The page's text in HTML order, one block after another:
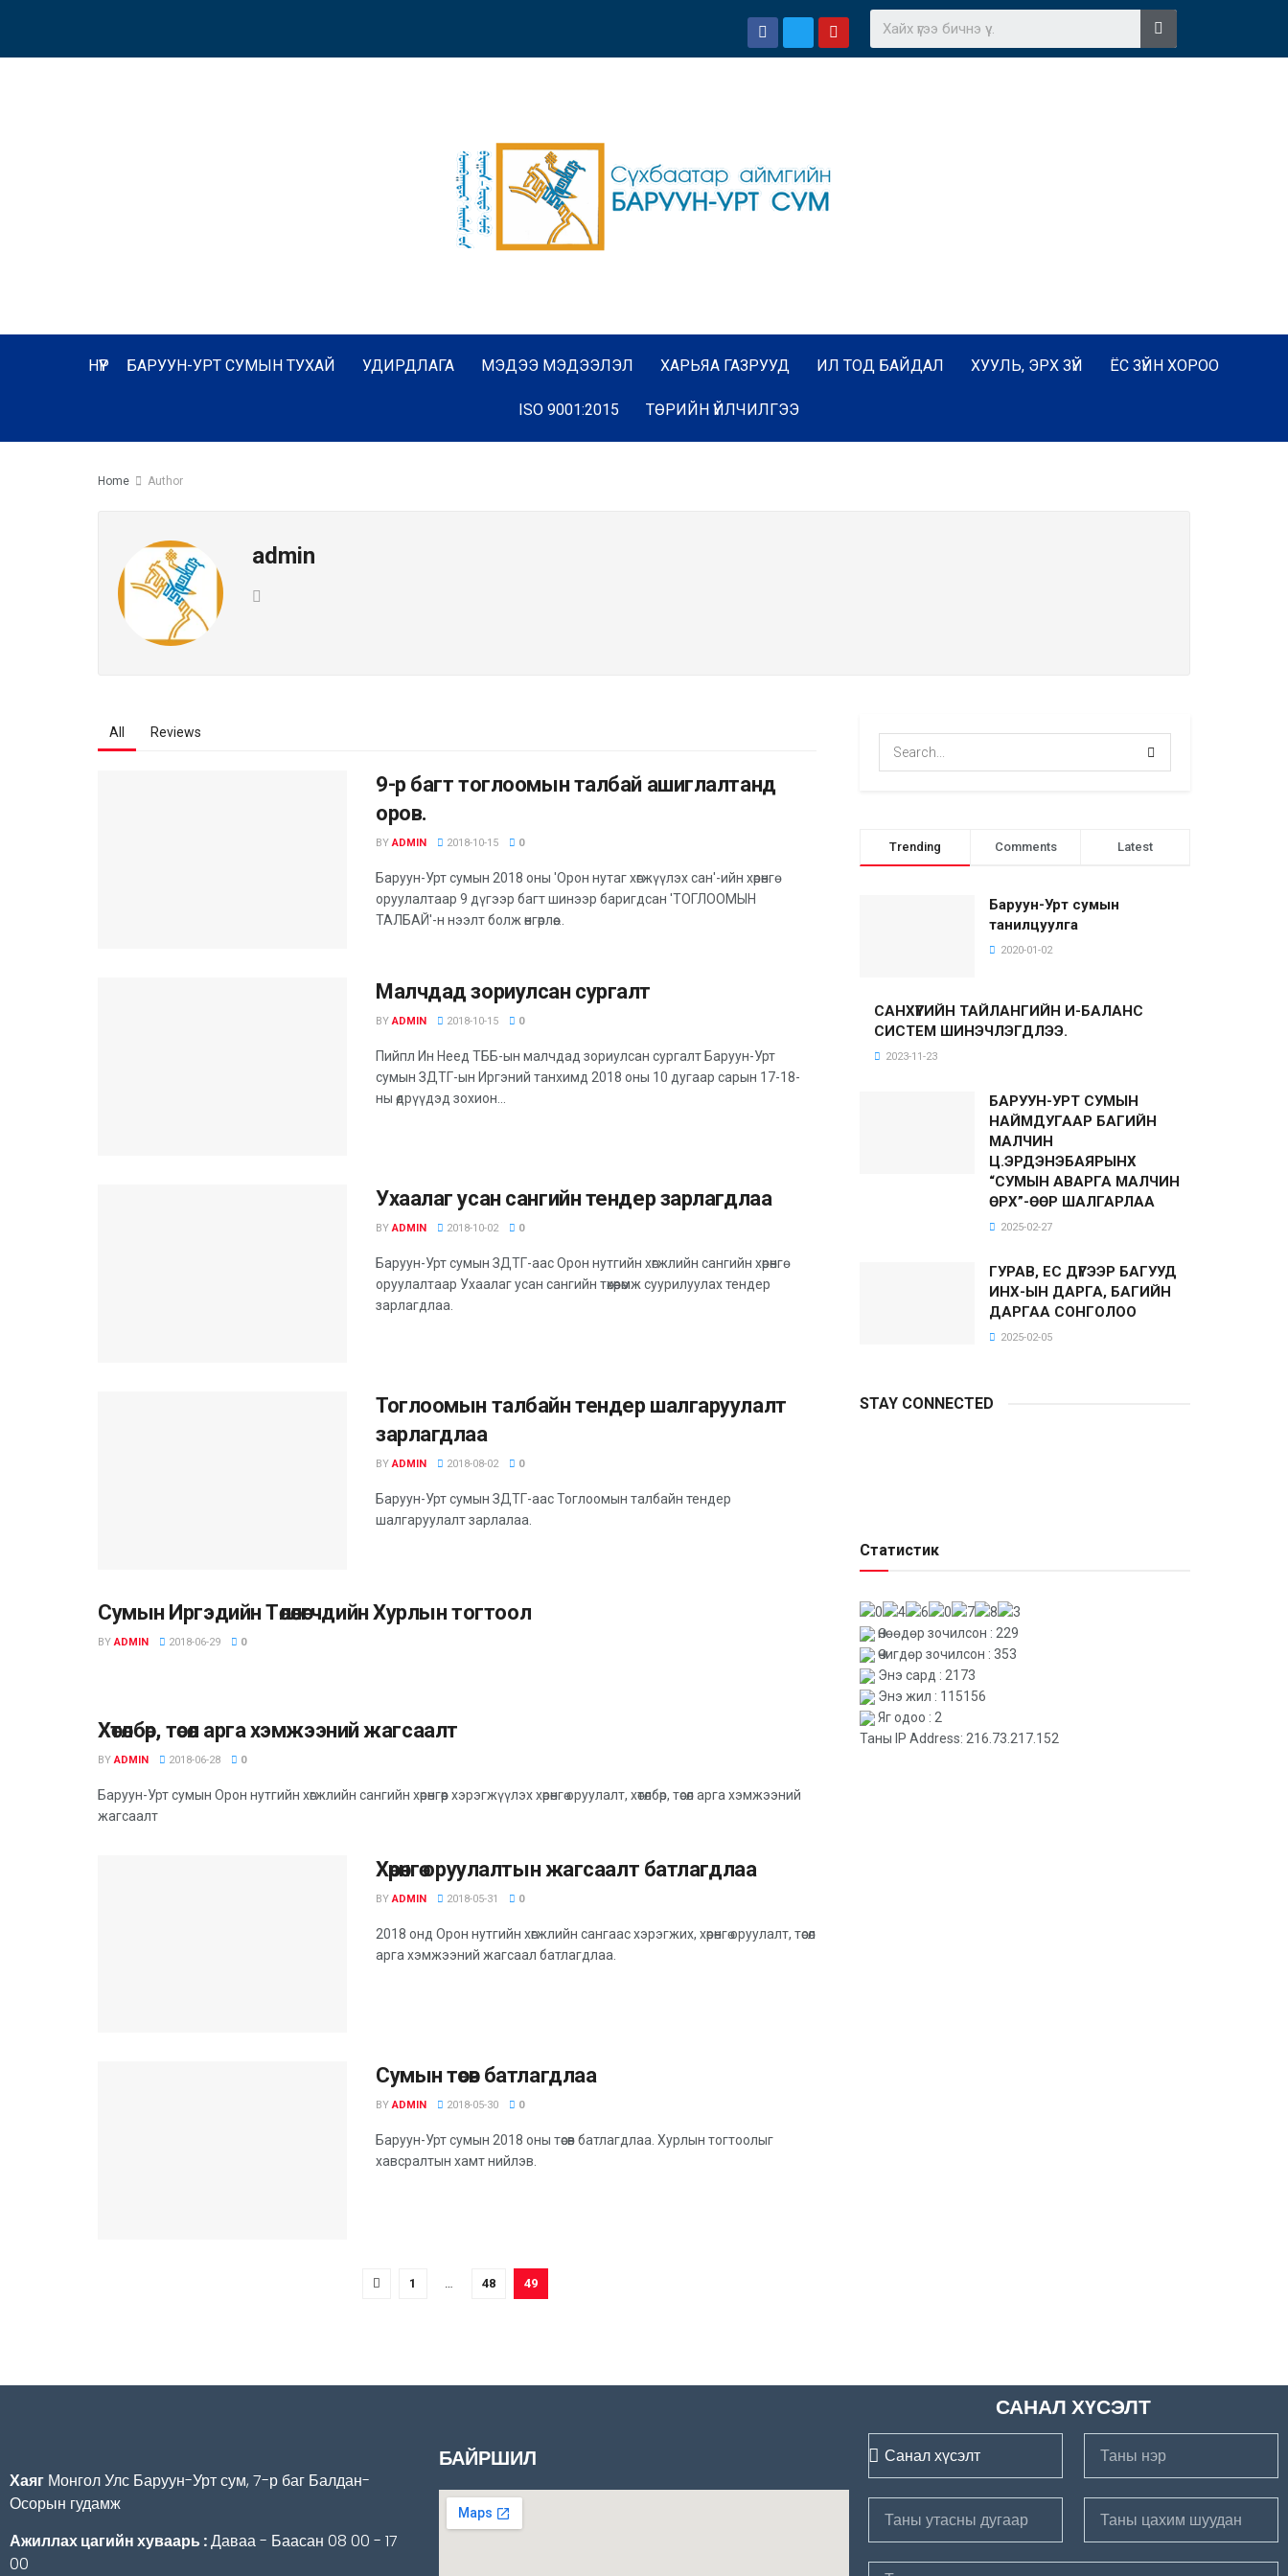
НҮҮР БАРУУН-УРТ СУМЫН ТУХАЙ УДИРДЛАГА МЭДЭЭ МЭДЭЭЛЭЛ ХАРЬЯА ГАЗРУУД ИЛ ТОД БАЙДАЛ ХУУЛЬ, ЭРХ ЗҮЙ ЁС ЗҮЙН ХОРОО
ISO 9001:2015 ТӨРИЙН ҮЙЛЧИЛГЭЭ
Home Author
admin
All Reviews
9-р багт тоглоомын талбай ашиглалтанд
оров.
BY ADMIN 2018-10-15 0
Баруун-Урт сумын 2018 оны 'Орон нутаг хөгжүүлэх сан'-ийн хөрөнгө
оруулалтаар 9 дүгээр багт шинээр баригдсан 'ТОГЛООМЫН
ТАЛБАЙ'-н нээлт болж өнгөрлөө....
Малчдад зориулсан сургалт
BY ADMIN 2018-10-15 0
Пийпл Ин Неед ТББ-ын малчдад зориулсан сургалт Баруун-Урт
сумын ЗДТГ-ын Иргэний танхимд 2018 оны 10 дугаар сарын 17-18-
ны өдрүүдэд зохион...
Ухаалаг усан сангийн тендер зарлагдлаа
BY ADMIN 2018-10-02 0
Баруун-Урт сумын ЗДТГ-аас Орон нутгийн хөгжлийн сангийн хөрөнгө
оруулалтаар Ухаалаг усан сангийн төхөөрөмж суурилуулах тендер
зарлагдлаа.
Тоглоомын талбайн тендер шалгаруулалт
зарлагдлаа
BY ADMIN 2018-08-02 0
Баруун-Урт сумын ЗДТГ-аас Тоглоомын талбайн тендер
шалгаруулалт зарлалаа.
Сумын Иргэдийн Төлөөлөгчдийн Хурлын тогтоол
BY ADMIN 2018-06-29 0
Хөтөлбөр, төсөл арга хэмжээний жагсаалт
BY ADMIN 2018-06-28 0
Баруун-Урт сумын Орон нутгийн хөгжлийн сангийн хөрөнгөөр хэрэгжүүлэх хөрөнгө оруулалт, хөтөлбөр, төсөл арга хэмжээний
жагсаалт
Хөрөнгө оруулалтын жагсаалт батлагдлаа
BY ADMIN 2018-05-31 0
2018 онд Орон нутгийн хөгжлийн сангаас хэрэгжих, хөрөнгө оруулалт, төсөл
арга хэмжээний жагсаал батлагдлаа.
Сумын төсөв батлагдлаа
BY ADMIN 2018-05-30 0
Баруун-Урт сумын 2018 оны төсөв батлагдлаа. Хурлын тогтоолыг
хавсралтын хамт нийлэв.
1 … 48 49
Trending Comments Latest
Баруун-Урт сумын
танилцуулга
2020-01-02
САНХҮҮГИЙН ТАЙЛАНГИЙН И-БАЛАНС
СИСТЕМ ШИНЭЧЛЭГДЛЭЭ.
2023-11-23
БАРУУН-УРТ СУМЫН
НАЙМДУГААР БАГИЙН
МАЛЧИН
Ц.ЭРДЭНЭБАЯРЫНХ
“СУМЫН АВАРГА МАЛЧИН
ӨРХ”-ӨӨР ШАЛГАРЛАА
2025-02-27
ГУРАВ, ЕС ДҮГЭЭР БАГУУД
ИНХ-ЫН ДАРГА, БАГИЙН
ДАРГАА СОНГОЛОО
2025-02-05
STAY CONNECTED
Статистик
Өнөөдөр зочилсон : 229
Өчигдөр зочилсон : 353
Энэ сард : 2173
Энэ жил : 115156
Яг одоо : 2
Таны IP Address: 216.73.217.152
Хаяг Монгол Улс Баруун-Урт сум, 7-р баг Балдан-
Осорын гудамж
Ажиллах цагийн хуваарь :Даваа - Баасан 08 00 - 17
00
БАЙРШИЛ
САНАЛ ХҮСЭЛТ